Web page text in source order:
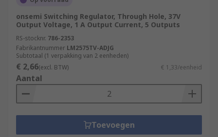
onsemi Switching Regulator, Through Hole, 37V
Output Voltage, 1 A Output Current, 5 Outputs
RS-stocknr. 786-2353
Fabrikantnummer LM2575TV-ADJG
Subtotaal (1 verpakking van 2 eenheden)
€ 2,66(excl. BTW) € 1,33/eenheid
Aantal
Toevoegen